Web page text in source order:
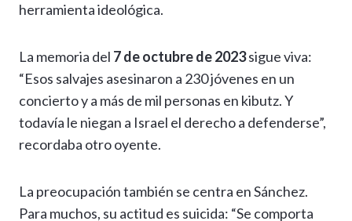
herramienta ideológica.
La memoria del 7 de octubre de 2023sigue viva:
“Esos salvajes asesinaron a 230 jóvenes en un
concierto y a más de mil personas en kibutz. Y
todavía le niegan a Israel el derecho a defenderse”,
recordaba otro oyente.
La preocupación también se centra en Sánchez.
Para muchos, su actitud es suicida: “Se comporta